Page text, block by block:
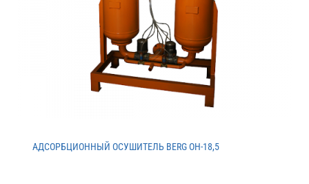
АДСОРБЦИОННЫЙ ОСУШИТЕЛЬ BERG ОH-18,5